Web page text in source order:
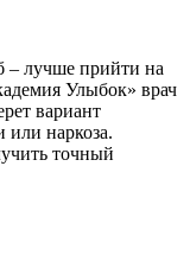
– лучше прийти на
Улыбок» врач
вариант
или наркоза.
точный